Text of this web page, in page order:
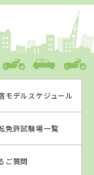
ーナドライビ
タースクール
モデルスケジュール
免許試験場一覧
ご質問